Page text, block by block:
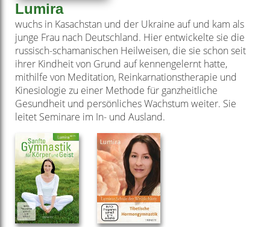
Lumira
wuchs in Kasachstan und der Ukraine auf und kam als
junge Frau nach Deutschland. Hier entwickelte sie die
russisch-schamanischen Heilweisen, die sie schon seit
ihrer Kindheit von Grund auf kennengelernt hatte,
mithilfe von Meditation, Reinkarnationstherapie und
Kinesiologie zu einer Methode für ganzheitliche
Gesundheit und persönliches Wachstum weiter. Sie
leitet Seminare im In- und Ausland.